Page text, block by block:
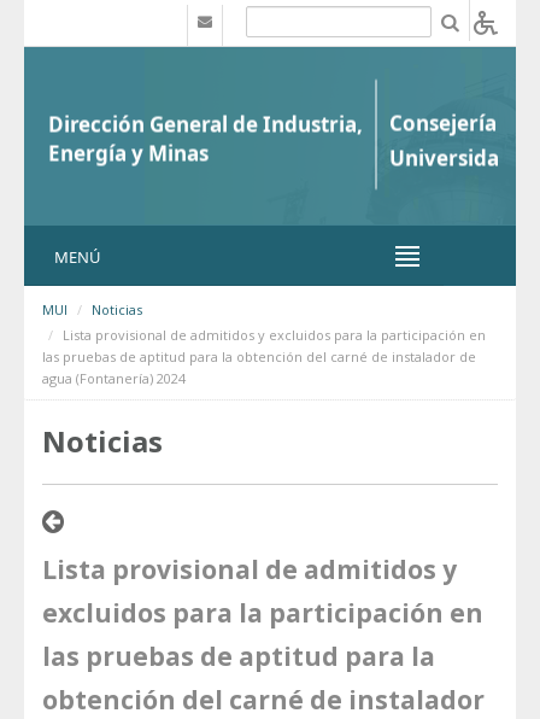
MENÚ
MUI
Noticias
Lista provisional de admitidos y excluidos para la participación en
las pruebas de aptitud para la obtención del carné de instalador de
agua (Fontanería) 2024
Noticias
Lista provisional de admitidos y
excluidos para la participación en
las pruebas de aptitud para la
obtención del carné de instalador